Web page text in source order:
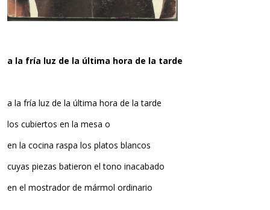
a la fría luz de la última hora de la tarde
a la fría luz de la última hora de la tarde
los cubiertos en la mesa o
en la cocina raspa los platos blancos
cuyas piezas batieron el tono inacabado
en el mostrador de mármol ordinario